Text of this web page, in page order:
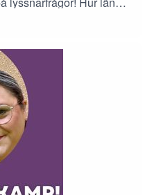
svar om manus, hur
processen och vilket
som förändrade